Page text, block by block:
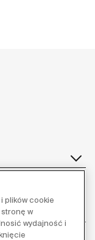
plików cookie
w
wydajność i